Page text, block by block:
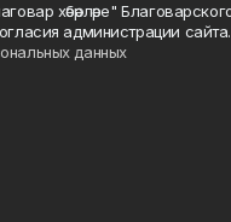
хәбәрләре"
администрации сайта.
данных